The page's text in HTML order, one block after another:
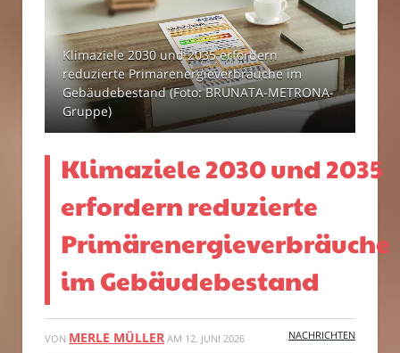
Klimaziele 2030 und 2035 erfordern
reduzierte Primärenergieverbräuche im
Gebäudebestand (Foto: BRUNATA-METRONA-
Gruppe)
Klimaziele 2030 und 2035
erfordern reduzierte
Primärenergieverbräuche
im Gebäudebestand
VON MERLE MÜLLER AM 12. JUNI 2026 NACHRICHTEN